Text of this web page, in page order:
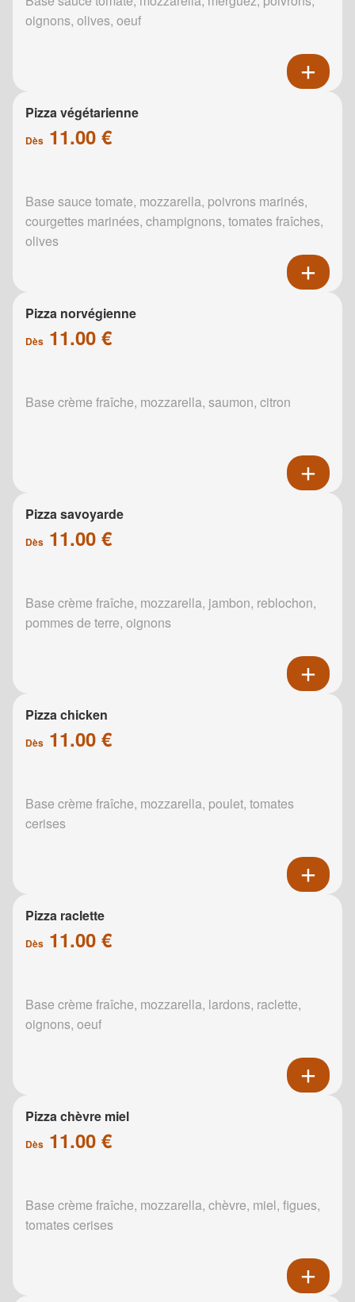
oignons, olives, oeuf
Pizza végétarienne
Dès 11.00 €
Base sauce tomate, mozzarella, poivrons marinés,
courgettes marinées, champignons, tomates fraîches,
olives
Pizza norvégienne
Dès 11.00 €
Base crème fraîche, mozzarella, saumon, citron
Pizza savoyarde
Dès 11.00 €
Base crème fraîche, mozzarella, jambon, reblochon,
pommes de terre, oignons
Pizza chicken
Dès 11.00 €
Base crème fraîche, mozzarella, poulet, tomates
cerises
Pizza raclette
Dès 11.00 €
Base crème fraîche, mozzarella, lardons, raclette,
oignons, oeuf
Pizza chèvre miel
Dès 11.00 €
Base crème fraîche, mozzarella, chèvre, miel, figues,
tomates cerises